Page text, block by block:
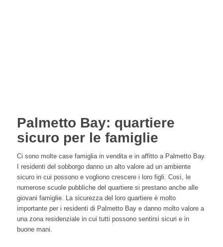
Palmetto Bay: quartiere
sicuro per le famiglie
Ci sono molte case famiglia in vendita e in affitto a Palmetto Bay.
I residenti del sobborgo danno un alto valore ad un ambiente
sicuro in cui possono e vogliono crescere i loro figli. Così, le
numerose scuole pubbliche del quartiere si prestano anche alle
giovani famiglie. La sicurezza del loro quartiere è molto
importante per i residenti di Palmetto Bay e danno molto valore a
una zona residenziale in cui tutti possono sentirsi sicuri e in
buone mani.